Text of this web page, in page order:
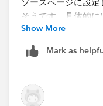
ただこのシートに
籍と組織階層のマ
早いとは思いますが。
Show More
Mark as